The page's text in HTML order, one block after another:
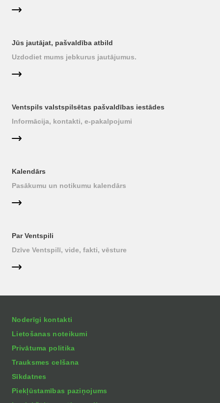
Jūs jautājat, pašvaldība atbild
Uzdodiet mums jebkurus jautājumus.
Ventspils valstspilsētas pašvaldības iestādes
Informācija, kontakti, e-pakalpojumi
Kalendārs
Pasākumu un notikumu kalendārs
Par Ventspili
Dzīve Ventspilī, vide, fakti, vēsture
Noderīgi kontakti
Lietošanas noteikumi
Privātuma politika
Trauksmes celšana
Sīkdatnes
Piekļūstamības paziņojums